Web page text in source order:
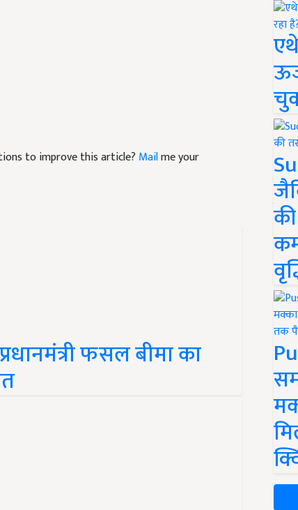
to improve this article? Mailme your
फसल बीमा का